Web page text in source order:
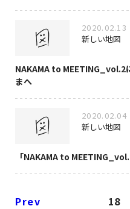
2020.02.13
新しい地図
NAKAMA to MEETING_vol.2
まへ
2020.02.04
新しい地図
「NAKAMA to
Prev 18